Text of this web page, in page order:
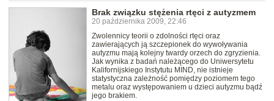
Brak związku stężenia rtęci z autyzmem
20 października 2009, 22:46
Zwolennicy teorii o zdolności rtęci oraz
zawierających ją szczepionek do wywoływania
autyzmu mają kolejny twardy orzech do zgryzienia.
Jak wynika z badań należącego do Uniwersytetu
Kalifornijskiego Instytutu MIND, nie istnieje
statystyczna zależność pomiędzy poziomem tego
metalu oraz występowaniem u dzieci autyzmu bądź
jego brakiem.